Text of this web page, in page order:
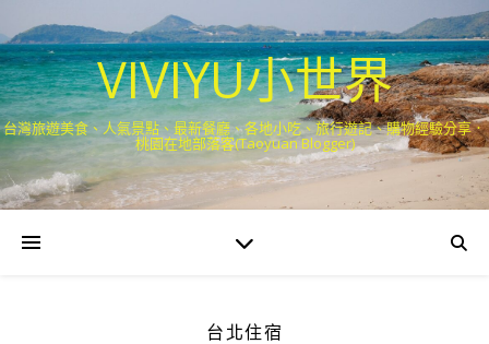
VIVIYU小世界
台灣旅遊美食、人氣景點、最新餐廳、各地小吃、旅行遊記、購物經驗分享．
桃園在地部落客(Taoyuan Blogger)
台北住宿